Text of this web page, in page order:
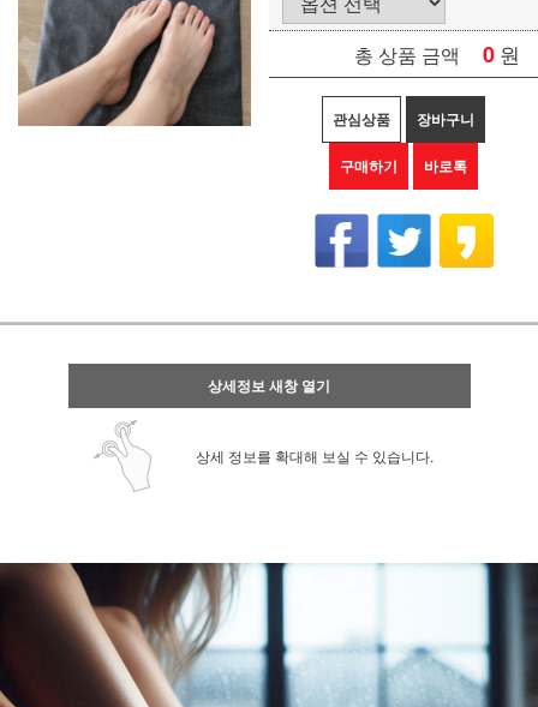
총 상품 금액 0 원
관심상품 장바구니
구매하기 바로톡
상세정보 새창 열기
상세 정보를 확대해 보실 수 있습니다.